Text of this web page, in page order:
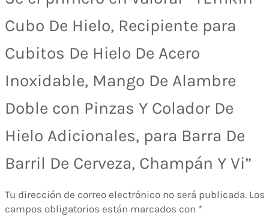
Cubo De Hielo, Recipiente para
Cubitos De Hielo De Acero
Inoxidable, Mango De Alambre
Doble con Pinzas Y Colador De
Hielo Adicionales, para Barra De
Barril De Cerveza, Champán Y Vi”
Tu dirección de correo electrónico no será publicada. Los
campos obligatorios están marcados con *